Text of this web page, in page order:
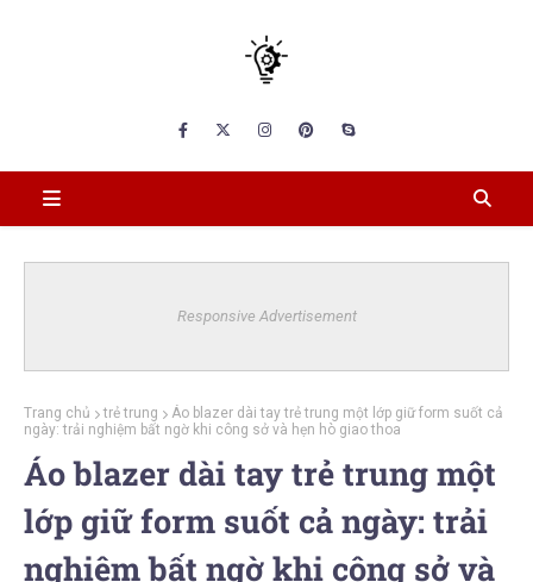
Responsive Advertisement
Trang chủ trẻ trung
Áo blazer dài tay trẻ trung một lớp giữ form suốt cả
ngày: trải nghiệm bất ngờ khi công sở và hẹn hò giao thoa
Áo blazer dài tay trẻ trung một
lớp giữ form suốt cả ngày: trải
nghiệm bất ngờ khi công sở và